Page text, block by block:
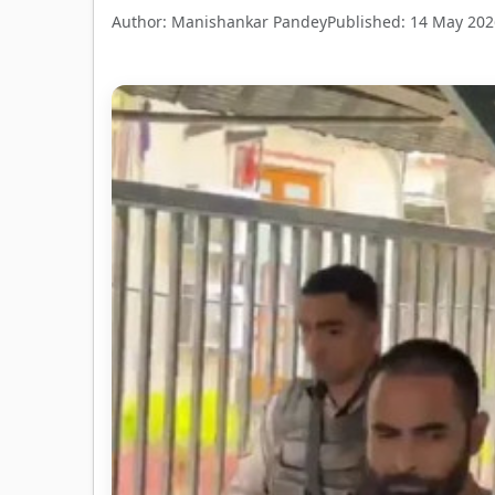
Author: Manishankar PandeyPublished: 14 May